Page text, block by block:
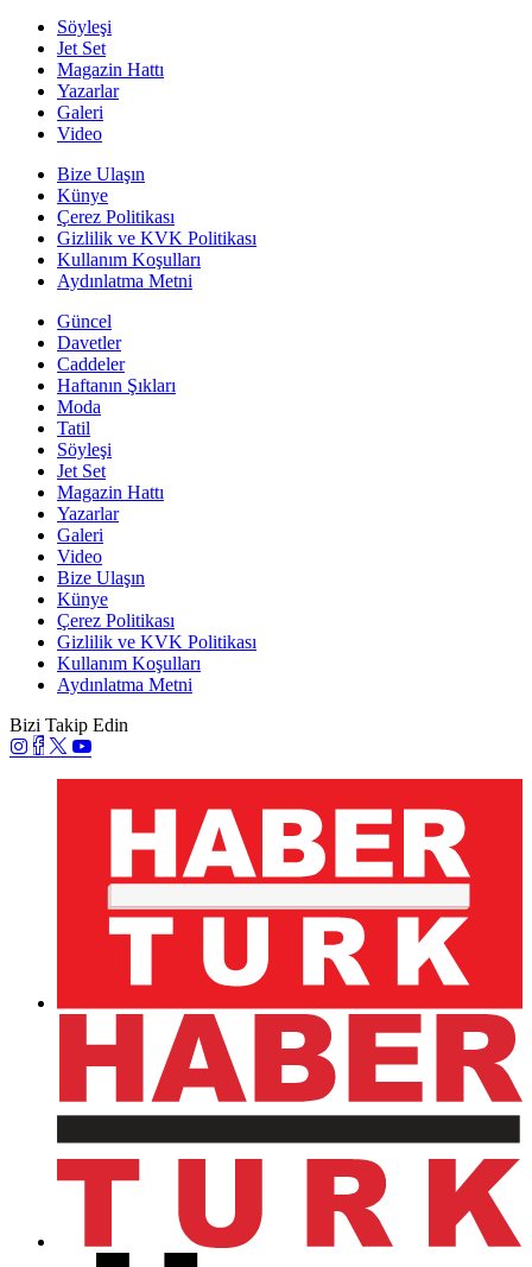
Söyleşi
Jet Set
Magazin Hattı
Yazarlar
Galeri
Video
Bize Ulaşın
Künye
Çerez Politikası
Gizlilik ve KVK Politikası
Kullanım Koşulları
Aydınlatma Metni
Güncel
Davetler
Caddeler
Haftanın Şıkları
Moda
Tatil
Söyleşi
Jet Set
Magazin Hattı
Yazarlar
Galeri
Video
Bize Ulaşın
Künye
Çerez Politikası
Gizlilik ve KVK Politikası
Kullanım Koşulları
Aydınlatma Metni
Bizi Takip Edin